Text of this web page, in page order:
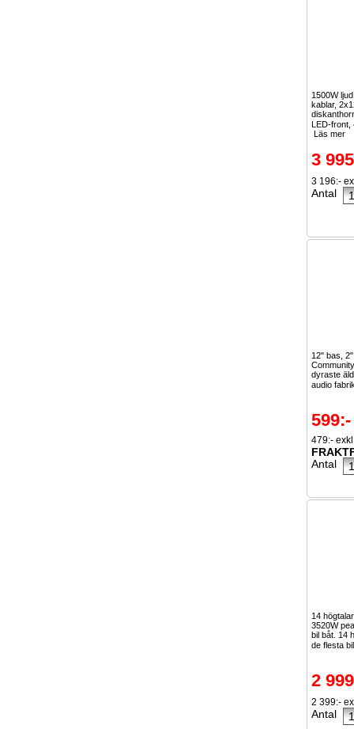
1500W
kablar,
LED-front,
Läs mer
3
3 196:-
Antal
12" bas,
dyraste
audio
599:-
479:-
Antal
14
3520W
bil båt. 14
de flesta
2
2 399:-
Antal